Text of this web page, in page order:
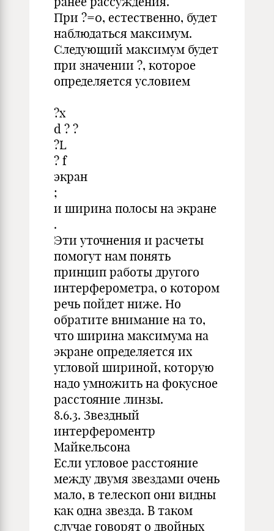
При ?=0, естественно, будет
наблюдаться максимум.
Следующий максимум будет
при значении ?, которое
определяется условием
?x
d ? ?
?L
? f
экран
;
и ширина полосы на экране
.
Эти уточнения и расчеты
помогут нам понять
принцип работы другого
интерферометра, о котором
речь пойдет ниже. Но
обратите внимание на то,
что ширина максимума на
экране определяется их
угловой шириной, которую
надо умножить на фокусное
расстояние линзы.
8.6.3. Звездный
интерфероментр
Майкельсона
Если угловое расстояние
между двумя звездами очень
мало, в телескоп они видны
как одна звезда. В таком
случае говорят о двойных